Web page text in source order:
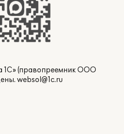
1С» (правопреемник ООО
websol@1c.ru